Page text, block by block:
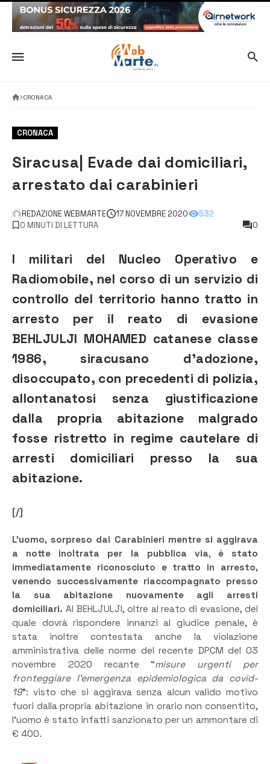
CRONACA
CRONACA
Siracusa| Evade dai domiciliari,
arrestato dai carabinieri
REDAZIONE WEBMARTE 17 NOVEMBRE 2020
532
0 MINUTI DI LETTURA
0
I militari del Nucleo Operativo e
Radiomobile, nel corso di un servizio di
controllo del territorio hanno tratto in
arresto per il reato di evasione
BEHLJULJI MOHAMED catanese classe
1986, siracusano d’adozione,
disoccupato, con precedenti di polizia,
allontanatosi senza giustificazione
dalla propria abitazione malgrado
fosse ristretto in regime cautelare di
arresti domiciliari presso la sua
abitazione.
[/]
L’uomo, sorpreso dai Carabinieri mentre si aggirava
a notte inoltrata per la pubblica via, è stato
immediatamente riconosciuto e tratto in arresto,
venendo successivamente riaccompagnato presso
la sua abitazione nuovamente agli arresti
domiciliari. Al BEHLJULJI, oltre al reato di evasione, del
quale dovrà rispondere innanzi al giudice penale, è
stata inoltre contestata anche la violazione
amministrativa delle norme del recente DPCM del 03
novembre 2020 recante “misure urgenti per
fronteggiare l’emergenza epidemiologica da covid-
19”: visto che si aggirava senza alcun valido motivo
fuori dalla propria abitazione in orario non consentito,
l’uomo è stato infatti sanzionato per un ammontare di
€ 400.